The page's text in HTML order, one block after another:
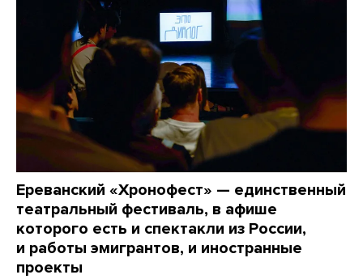
Ереванский «Хронофест» — единственный
театральный фестиваль, в афише
которого есть и спектакли из России,
и работы эмигрантов, и иностранные
проекты